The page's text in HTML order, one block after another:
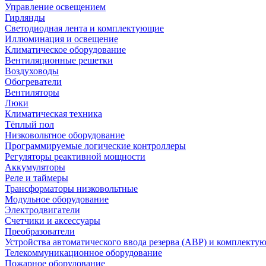
Управление освещением
Гирлянды
Светодиодная лента и комплектующие
Иллюминация и освещение
Климатическое оборудование
Вентиляционные решетки
Воздуховоды
Обогреватели
Вентиляторы
Люки
Климатическая техника
Тёплый пол
Низковольтное оборудование
Программируемые логические контроллеры
Регуляторы реактивной мощности
Аккумуляторы
Реле и таймеры
Трансформаторы низковольтные
Модульное оборудование
Электродвигатели
Счетчики и аксессуары
Преобразователи
Устройства автоматического ввода резерва (АВР) и
Телекоммуникационное оборудование
Пожарное оборудование